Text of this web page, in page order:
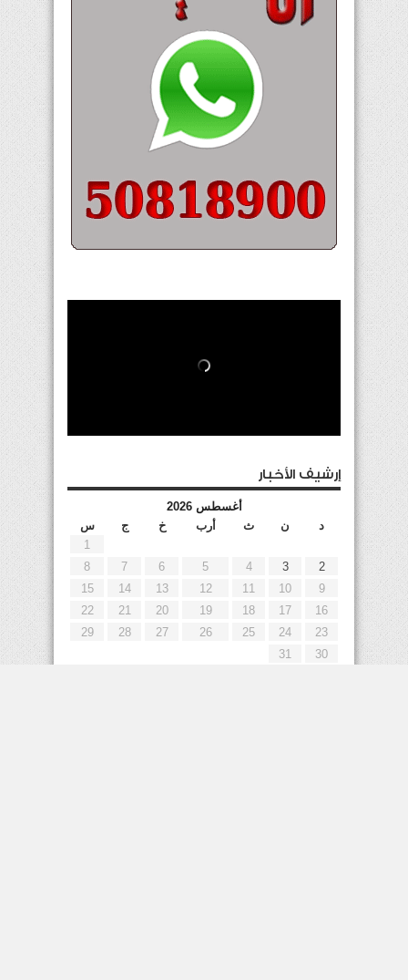
إرشيف الأخبار
أغسطس 2026
د
ن ث أرب خ ج
س
1
2
3
4
5
6
7
8
9
10
11
12
13
14
15
16
17
18
19
20
21
22
23
24
25
26
27
28
29
30
31